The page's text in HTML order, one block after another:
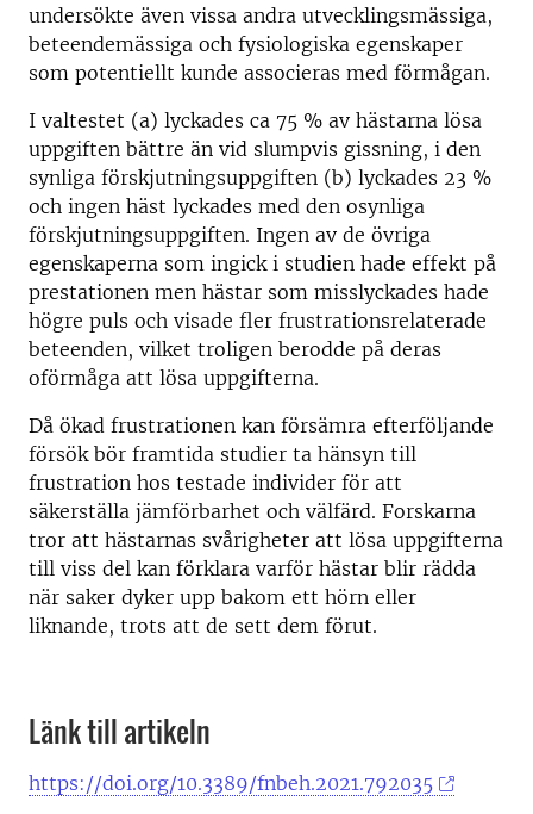
undersökte även vissa andra utvecklingsmässiga,
beteendemässiga och fysiologiska egenskaper
som potentiellt kunde associeras med förmågan.
I valtestet (a) lyckades ca 75 % av hästarna lösa
uppgiften bättre än vid slumpvis gissning, i den
synliga förskjutningsuppgiften (b) lyckades 23 %
och ingen häst lyckades med den osynliga
förskjutningsuppgiften. Ingen av de övriga
egenskaperna som ingick i studien hade effekt på
prestationen men hästar som misslyckades hade
högre puls och visade fler frustrationsrelaterade
beteenden, vilket troligen berodde på deras
oförmåga att lösa uppgifterna.
Då ökad frustrationen kan försämra efterföljande
försök bör framtida studier ta hänsyn till
frustration hos testade individer för att
säkerställa jämförbarhet och välfärd. Forskarna
tror att hästarnas svårigheter att lösa uppgifterna
till viss del kan förklara varför hästar blir rädda
när saker dyker upp bakom ett hörn eller
liknande, trots att de sett dem förut.
Länk till artikeln
https://doi.org/10.3389/fnbeh.2021.792035